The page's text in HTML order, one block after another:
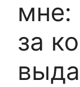
мне:
за